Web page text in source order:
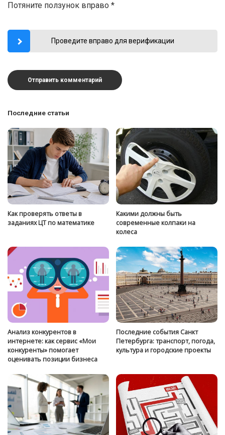
Потяните ползунок вправо *
Проведите вправо для верификации
Последние статьи
Как проверять ответы в
заданиях ЦТ по математике
Какими должны быть
современные колпаки на
колеса
Анализ конкурентов в
интернете: как сервис «Мои
конкуренты» помогает
оценивать позиции бизнеса
Последние события Санкт
Петербурга: транспорт, погода,
культура и городские проекты